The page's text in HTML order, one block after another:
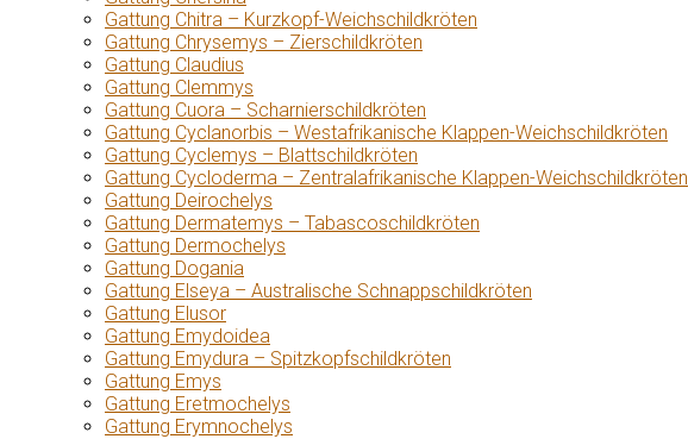
Gattung Chitra – Kurzkopf-Weichschildkröten
Gattung Chrysemys – Zierschildkröten
Gattung Claudius
Gattung Clemmys
Gattung Cuora – Scharnierschildkröten
Gattung Cyclanorbis – Westafrikanische Klappen-Weichschildkröten
Gattung Cyclemys – Blattschildkröten
Gattung Cycloderma – Zentralafrikanische Klappen-Weichschildkröten
Gattung Deirochelys
Gattung Dermatemys – Tabascoschildkröten
Gattung Dermochelys
Gattung Dogania
Gattung Elseya – Australische Schnappschildkröten
Gattung Elusor
Gattung Emydoidea
Gattung Emydura – Spitzkopfschildkröten
Gattung Emys
Gattung Eretmochelys
Gattung Erymnochelys